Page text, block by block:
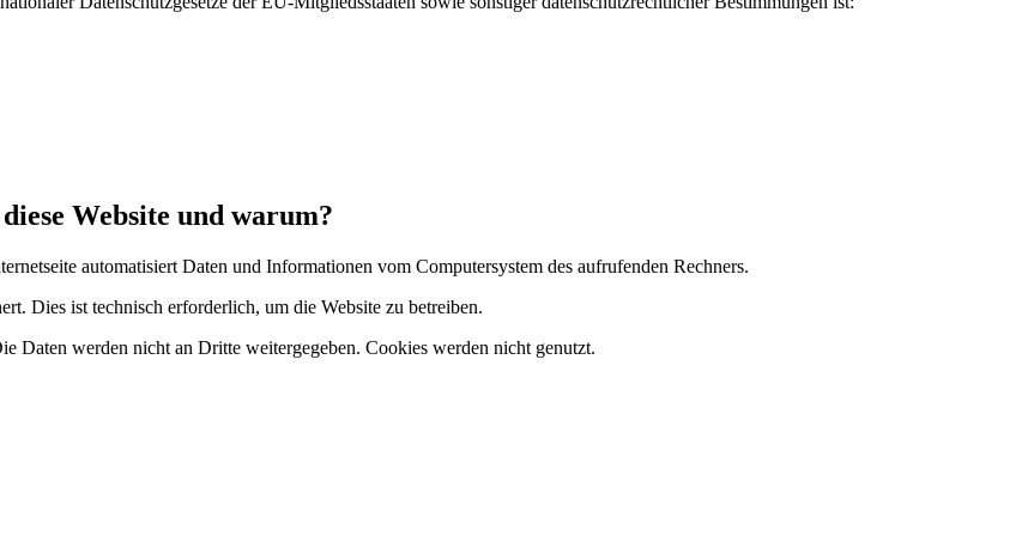
Website und warum?
automatisiert Daten und Informationen vom Computersystem des aufrufenden Rechners.
Dies ist technisch erforderlich, um die Website zu betreiben.
Daten werden nicht an Dritte weitergegeben. Cookies werden nicht genutzt.